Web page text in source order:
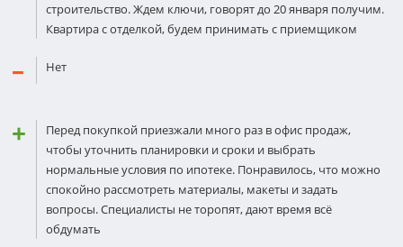
строительство. Ждем ключи, говорят до 20 января получим.
Квартира с отделкой, будем принимать с приемщиком
Нет
Перед покупкой приезжали много раз в офис продаж,
чтобы уточнить планировки и сроки и выбрать
нормальные условия по ипотеке. Понравилось, что можно
спокойно рассмотреть материалы, макеты и задать
вопросы. Специалисты не торопят, дают время всё
обдумать